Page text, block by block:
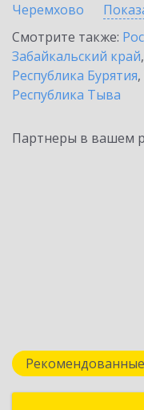
Черемхово
Смотрите также:
Забайкальский край,
Республика Бурятия,
Республика Тыва
Партнеры в вашем